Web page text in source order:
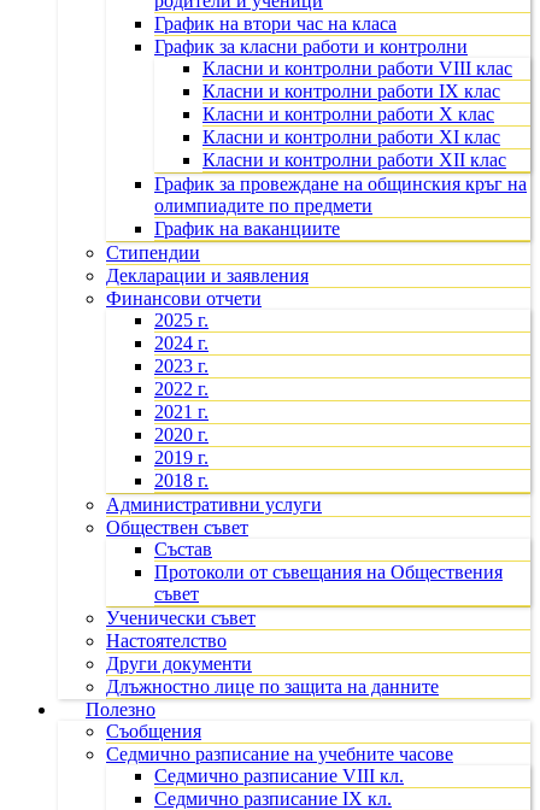
График на втори час на класа
График за класни работи и контролни
Класни и контролни работи VIII клас
Класни и контролни работи IX клас
Класни и контролни работи X клас
Класни и контролни работи XI клас
Класни и контролни работи XII клас
График за провеждане на общинския кръг на
олимпиадите по предмети
График на ваканциите
Стипендии
Декларации и заявления
Финансови отчети
2025 г.
2024 г.
2023 г.
2022 г.
2021 г.
2020 г.
2019 г.
2018 г.
Административни услуги
Обществен съвет
Състав
Протоколи от съвещания на Обществения
съвет
Ученически съвет
Настоятелство
Други документи
Длъжностно лице по защита на данните
Полезно
Съобщения
Седмично разписание на учебните часове
Седмично разписание VIII кл.
Седмично разписание IX кл.